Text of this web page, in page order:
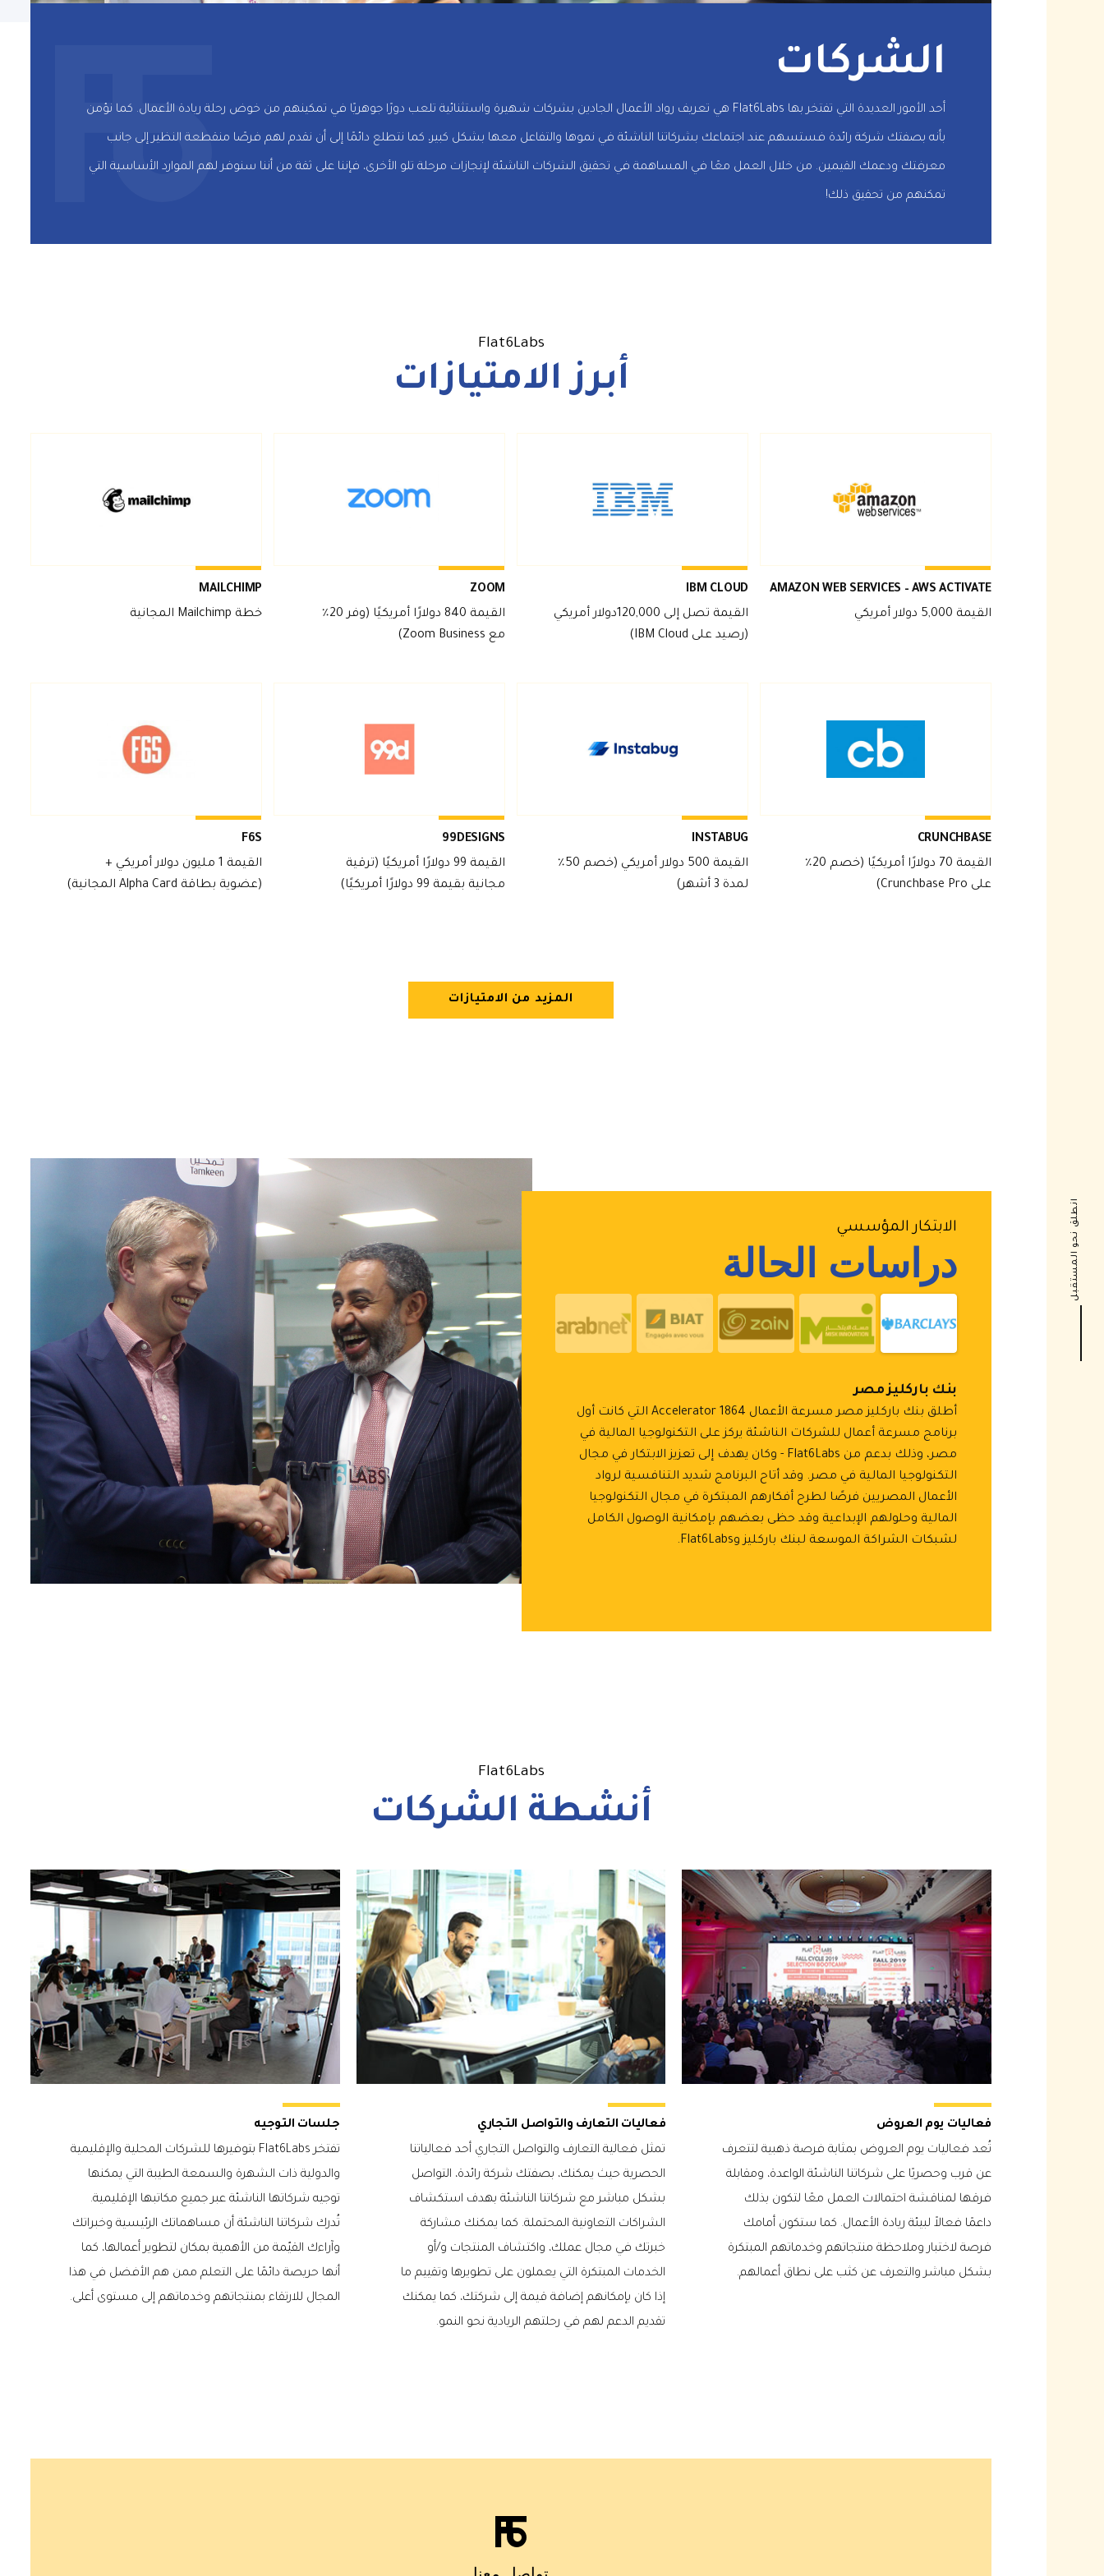
انطلق نحو المستقبل
الشركات
أحد الأمور العديدة التي تفتخر بها Flat6Labs هي تعريف رواد الأعمال الجادين بشركات شهيرة واستثنائية تلعب دورًا جوهريًا في تمكينهم من خوض رحلة ريادة الأعمال. كما نؤمن
بأنه بصفتك شركة رائدة فستسهم عند اجتماعك بشركاتنا الناشئة في نموها والتفاعل معها بشكل كبير، كما نتطلع دائمًا إلى أن نقدم لهم فرصًا منقطعة النظير إلى جانب
معرفتك ودعمك القيمين. من خلال العمل معًا في المساهمة في تحقيق الشركات الناشئة لإنجازات مرحلة تلو الأخرى، فإننا على ثقة من أننا سنوفر لهم الموارد الأساسية التي
تمكنهم من تحقيق ذلك!
Flat6Labs
أبرز الامتيازات
AMAZON WEB SERVICES – AWS ACTIVATE
القيمة 5,000 دولار أمريكي
IBM CLOUD
القيمة تصل إلى 120,000دولار أمريكي
(رصيد على IBM Cloud)
ZOOM
القيمة 840 دولارًا أمريكيًا (وفر 20٪
مع Zoom Business)
MAILCHIMP
خطة Mailchimp المجانية
CRUNCHBASE
القيمة 70 دولارًا أمريكيًا (خصم 20٪
على Crunchbase Pro)
INSTABUG
القيمة 500 دولار أمريكي (خصم 50٪
لمدة 3 أشهر)
99DESIGNS
القيمة 99 دولارًا أمريكيًا (ترقية
مجانية بقيمة 99 دولارًا أمريكيًا)
F6S
القيمة 1 مليون دولار أمريكي +
(عضوية بطاقة Alpha Card المجانية)
المزيد من الامتيازات
الابتكار المؤسسي
دراسات الحالة
بنك باركليز مصر
أطلق بنك باركليز مصر مسرعة الأعمال 1864 Accelerator التي كانت أول
برنامج مسرعة أعمال للشركات الناشئة يركز على التكنولوجيا المالية في
مصر، وذلك بدعم من Flat6Labs - وكان يهدف إلى تعزيز الابتكار في مجال
التكنولوجيا المالية في مصر. وقد أتاح البرنامج شديد التنافسية لرواد
الأعمال المصريين فرصًا لطرح أفكارهم المبتكرة في مجال التكنولوجيا
المالية وحلولهم الإبداعية وقد حظى بعضهم بإمكانية الوصول الكامل
لشبكات الشراكة الموسعة لبنك باركليز وFlat6Labs.
Flat6Labs
أنشطة الشركات
فعاليات يوم العروض
تُعد فعاليات يوم العروض بمثابة فرصة ذهبية لتتعرف
عن قرب وحصريًا على شركاتنا الناشئة الواعدة، ومقابلة
فرقها لمناقشة احتمالات العمل معًا لتكون بذلك
داعمًا فعالاً لبيئة ريادة الأعمال. كما ستكون أمامك
فرصة لاختبار وملاحظة منتجاتهم وخدماتهم المبتكرة
بشكل مباشر والتعرف عن كثب على نطاق أعمالهم.
فعاليات التعارف والتواصل التجاري
تمثل فعالية التعارف والتواصل التجاري أحد فعالياتنا
الحصرية حيث يمكنك، بصفتك شركة رائدة، التواصل
بشكل مباشر مع شركاتنا الناشئة بهدف استكشاف
الشراكات التعاونية المحتملة. كما يمكنك مشاركة
خبرتك في مجال عملك، واكتشاف المنتجات و/أو
الخدمات المبتكرة التي يعملون على تطويرها وتقييم ما
إذا كان بإمكانهم إضافة قيمة إلى شركتك، كما يمكنك
تقديم الدعم لهم في رحلتهم الريادية نحو النمو.
جلسات التوجيه
تفتخر Flat6Labs بتوفيرها للشركات المحلية والإقليمية
والدولية ذات الشهرة والسمعة الطيبة التي يمكنها
توجيه شركاتها الناشئة عبر جميع مكاتبها الإقليمية.
تُدرك شركاتنا الناشئة أن مساهماتك الرئيسية وخبراتك
وآراءك القيّمة من الأهمية بمكان لتطوير أعمالها، كما
أنها حريصة دائمًا على التعلم ممن هم الأفضل في هذا
المجال للارتقاء بمنتجاتهم وخدماتهم إلى مستوى أعلى.